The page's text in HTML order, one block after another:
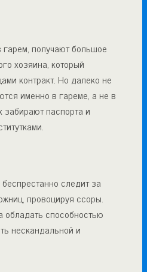
гарем, получают большое
хозяина, который
контракт. Но далеко не
именно в гареме, а не в
забирают паспорта и
следит за
провоцируя ссоры.
способностью
нескандальной и